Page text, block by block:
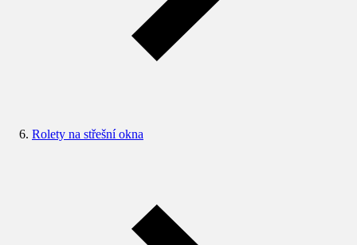
Rolety na střešní okna